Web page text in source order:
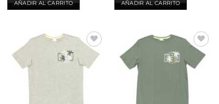
AÑADIR AL CARRITO AÑADIR AL CARRITO
Añadir
a la
lista de
Añadir
a la
lista de
deseos